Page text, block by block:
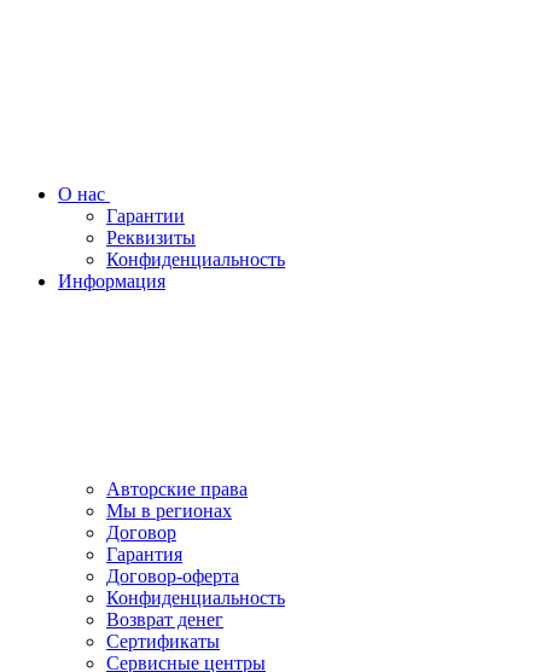
О нас
Гарантии
Реквизиты
Конфиденциальность
Информация
Авторские права
Мы в регионах
Договор
Гарантия
Договор-оферта
Конфиденциальность
Возврат денег
Сертификаты
Сервисные центры